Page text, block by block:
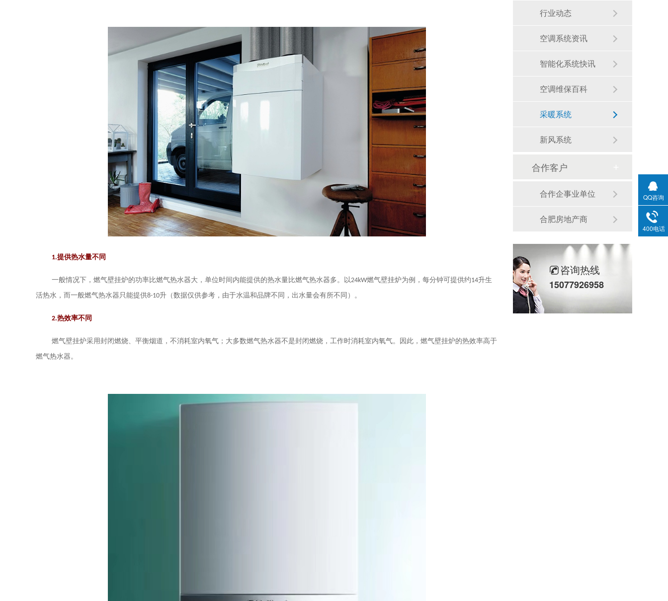
1.提供热水量不同
一般情况下，燃气壁挂炉的功率比燃气热水器大，单位时间内能提供的热水量比燃气热水器多。以24kW燃气壁挂炉为例，每分钟可提供约14升生
活热水，而一般燃气热水器只能提供8-10升（数据仅供参考，由于水温和品牌不同，出水量会有所不同）。
2.热效率不同
燃气壁挂炉采用封闭燃烧、平衡烟道，不消耗室内氧气；大多数燃气热水器不是封闭燃烧，工作时消耗室内氧气。因此，燃气壁挂炉的热效率高于
燃气热水器。
行业动态
空调系统资讯
智能化系统快讯
空调维保百科
采暖系统
新风系统
合作客户
合作企事业单位
合肥房地产商
咨询热线
15077926958
QQ咨询
400电话